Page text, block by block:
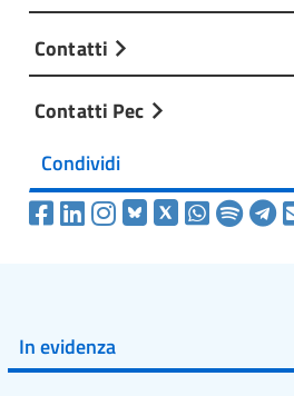
Contatti
Contatti Pec
Condividi
In evidenza